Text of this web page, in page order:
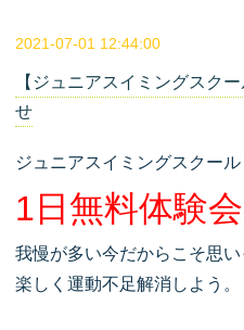
2021-07-01 12:44:00
【ジュニアスイミングスク
せ
ジュニアスイミングスクール
1日無料体験会
我慢が多い今だからこそ思い
楽しく運動不足解消しよう。